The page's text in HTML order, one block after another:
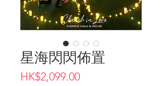
星海閃閃佈置
HK$2,099.00價